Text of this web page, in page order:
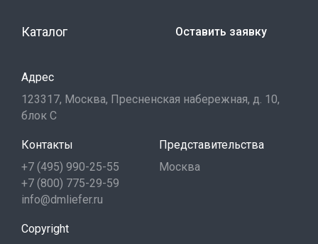
Каталог Оставить заявку
Адрес
123317, Москва, Пресненская набережная, д. 10,
блок С
Контакты
+7 (495) 990-25-55
+7 (800) 775-29-59
info@dmliefer.ru
Представительства
Москва
Copyright